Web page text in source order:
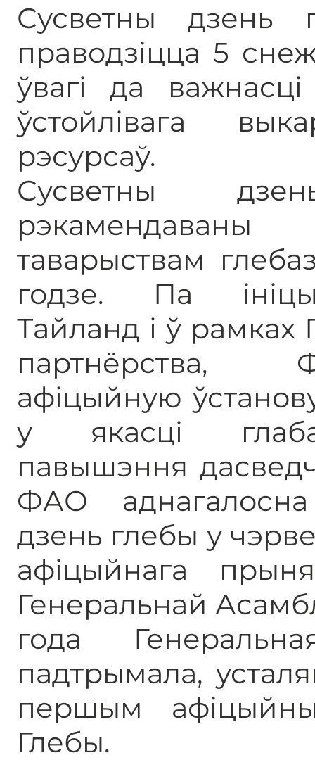
Сусветны дзень
праводзіцца 5
ўвагі да
ўстойлівага
рэсурсаў.
Сусветны
таварыствам
годзе. Па
Тайланд і ў рамках
партнёрства,
афіцыйную
у якасці
павышэння
ФАО
дзень глебы у
афіцыйнага
Генеральнай
года
падтрымала,
першым
Глебы.